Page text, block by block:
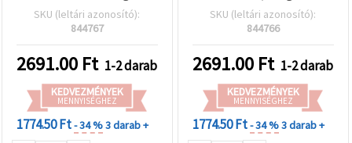
akvamarin, 240 ml
SKU (leltári azonosító):
844767
2691.00 Ft 1-2 darab
KEDVEZMÉNYEK
MENNYISÉGHEZ
1774.50 Ft- 34 %3 darab +
240 ml – fluid art és
absztrakt festményekhez
SKU (leltári azonosító):
844766
2691.00 Ft 1-2 darab
KEDVEZMÉNYEK
MENNYISÉGHEZ
1774.50 Ft- 34 %3 darab +